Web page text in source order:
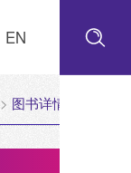
EN
> 图书详情